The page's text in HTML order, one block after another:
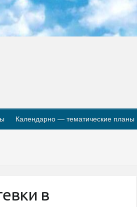
Календарно — тематические планы
в